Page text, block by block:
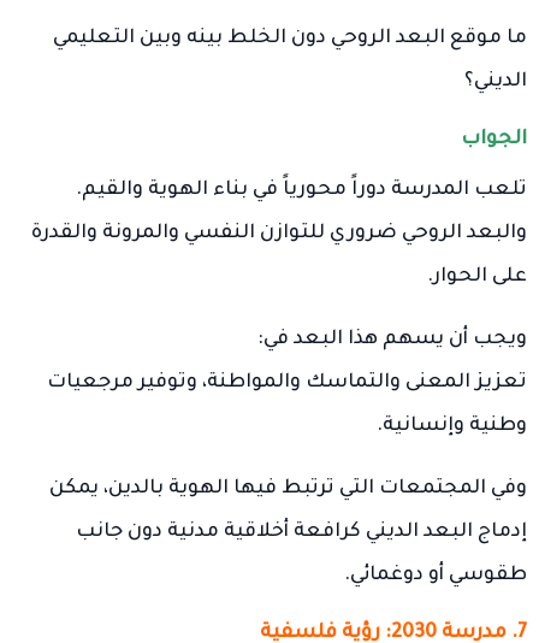
ما موقع البعد الروحي دون الخلط بينه وبين التعليمي
الديني؟
الجواب
تلعب المدرسة دوراً محورياً في بناء الهوية والقيم.
والبعد الروحي ضروري للتوازن النفسي والمرونة والقدرة
على الحوار.
ويجب أن يسهم هذا البعد في:
تعزيز المعنى والتماسك والمواطنة، وتوفير مرجعيات
وطنية وإنسانية.
وفي المجتمعات التي ترتبط فيها الهوية بالدين، يمكن
إدماج البعد الديني كرافعة أخلاقية مدنية دون جانب
طقوسي أو دوغمائي.
7. مدرسة 2030: رؤية فلسفية